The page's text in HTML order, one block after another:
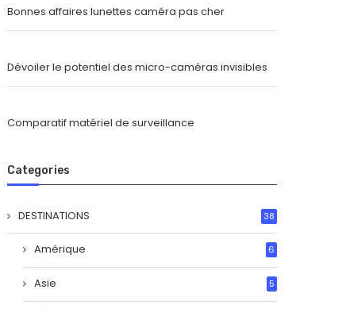
Bonnes affaires lunettes caméra pas cher
Dévoiler le potentiel des micro-caméras invisibles
Comparatif matériel de surveillance
Categories
DESTINATIONS 38
Amérique 6
Asie 5